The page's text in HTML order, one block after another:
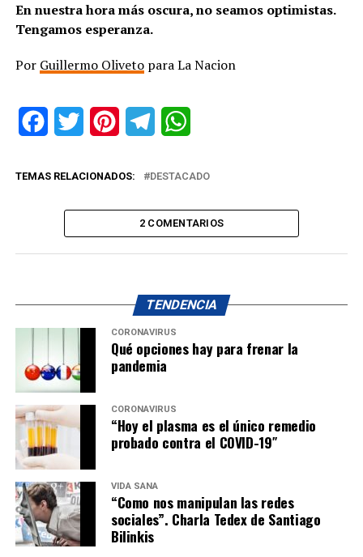
En nuestra hora más oscura, no seamos optimistas.
Tengamos esperanza.
Por Guillermo Olivetopara La Nacion
FacebookTwitter PinterestTelegram
TEMAS RELACIONADOS: DESTACADO
2 COMENTARIOS
TENDENCIA
CORONAVIRUS
Qué opciones hay para frenar la
pandemia
CORONAVIRUS
“Hoy el plasma es el único remedio
probado contra el COVID-19″
VIDA SANA
“Como nos manipulan las redes
sociales”. Charla Tedex de Santiago
Bilinkis